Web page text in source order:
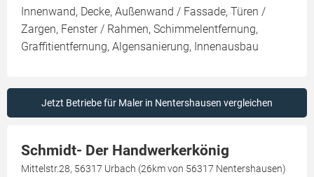
Innenwand, Decke, Außenwand / Fassade, Türen /
Zargen, Fenster / Rahmen, Schimmelentfernung,
Graffitientfernung, Algensanierung, Innenausbau
Jetzt Betriebe für Maler in Nentershausen vergleichen
Schmidt- Der Handwerkerkönig
Mittelstr.28, 56317 Urbach (26km von 56317 Nentershausen)